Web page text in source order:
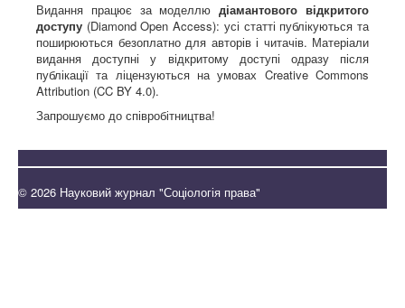
Видання працює за моделлюдіамантового відкритого
доступу (Diamond Open Access): усі статті публікуються та
поширюються безоплатно для авторів і читачів. Матеріали
видання доступні у відкритому доступі одразу після
публікації та ліцензуються на умовах Creative Commons
Attribution (CC BY 4.0).
Запрошуємо до співробітництва!
© 2026 Науковий журнал "Соціологія права"